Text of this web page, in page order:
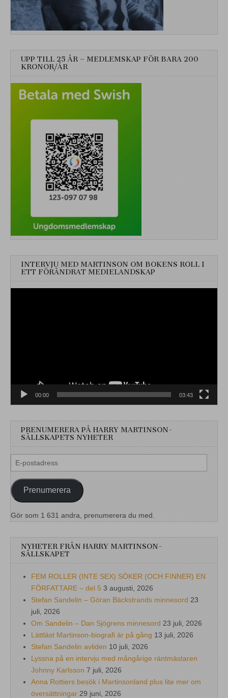
UPP TILL 25 ÅR – MEDLEMSKAP FÖR BARA 200
KRONOR/ÅR
INTERVJU MED MARTINSON OM BOKENS ROLL I
ETT FÖRÄNDRAT MEDIELANDSKAP
00:00 03:43
PRENUMERERA PÅ HARRY MARTINSON-
SÄLLSKAPETS NYHETER
E-
postadress
Prenumerera
Gör som 1 631 andra, prenumerera du med.
NYHETER FRÅN HARRY MARTINSON-
SÄLLSKAPET
FEM ROLLER (INTE SEX) SÖKER (OCH FINNER) EN
FÖRFATTARE – del 5 3 augusti, 2026
Stefan Sandelin – Göran Bäckstrands minnesord 23
juli, 2026
Om Sandelin – Dan Sjögrens minnesord 23 juli, 2026
Lättläst Martinson-biografi är på gång 13 juli, 2026
Stefan Sandelin avliden 10 juli, 2026
Lyssna på en intervju med mångårige räntmästaren
Johnny Karlsson 7 juli, 2026
Anna Rottiers besök i Martinsonland plus lite mer om
översättningar 29 juni, 2026